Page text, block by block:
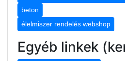
beton
élelmiszer rendelés webshop
Egyéb linkek